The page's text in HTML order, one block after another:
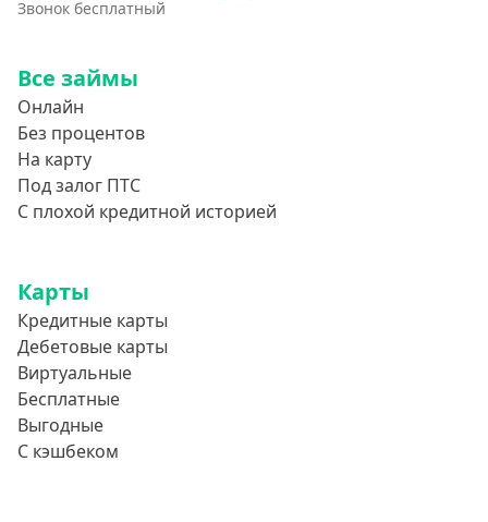
750000 руб
850000 руб
900000 руб
950000 руб
Целевые
Строительство дома
Газификацию
Лечение
Стоматология
Неотложные нужды
Образование
Звонок бесплатный
Все займы
Онлайн
Без процентов
На карту
Под залог ПТС
С плохой кредитной историей
Карты
Кредитные карты
Дебетовые карты
Виртуальные
Бесплатные
Выгодные
С кэшбеком